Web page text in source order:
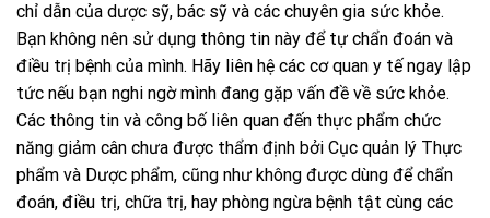
chỉ dẫn của dược sỹ, bác sỹ và các chuyên gia sức khỏe.
Bạn không nên sử dụng thông tin này để tự chẩn đoán và
điều trị bệnh của mình. Hãy liên hệ các cơ quan y tế ngay lập
tức nếu bạn nghi ngờ mình đang gặp vấn đề về sức khỏe.
Các thông tin và công bố liên quan đến thực phẩm chức
năng giảm cân chưa được thẩm định bởi Cục quản lý Thực
phẩm và Dược phẩm, cũng như không được dùng để chẩn
đoán, điều trị, chữa trị, hay phòng ngừa bệnh tật cùng các